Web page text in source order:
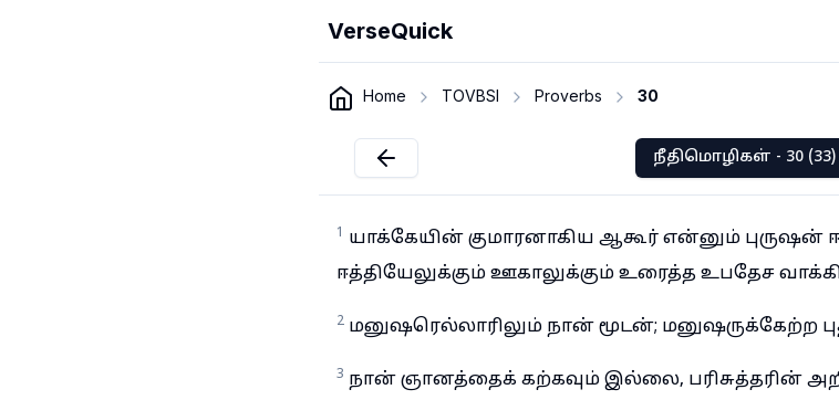
VerseQuick
Home TOVBSI Proverbs 30
நீதிமொழிகள் - 30 (33)
1 யாக்கேயின் குமாரனாகிய ஆகூர் என்னும் புருஷன்
ஈத்தியேலுக்கும் ஊகாலுக்கும் உரைத்த உபதேச
2 மனுஷரெல்லாரிலும் நான் மூடன்; மனுஷருக்கேற்ற
3 நான் ஞானத்தைக் கற்கவும் இல்லை, பரிசுத்தரின்